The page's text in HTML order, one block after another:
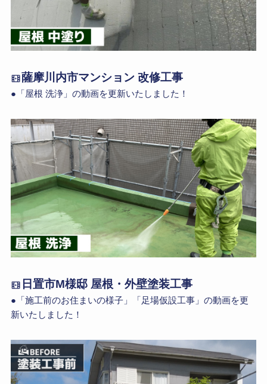
薩摩川内市マンション 改修工事
●「屋根 洗浄」の動画を更新いたしました！
日置市M様邸 屋根・外壁塗装工事
●「施工前のお住まいの様子」「足場仮設工事」の動画を更
新いたしました！